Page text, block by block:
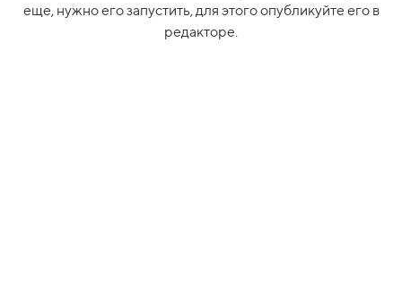
еще, нужно его запустить, для этого опубликуйте его в
редакторе.